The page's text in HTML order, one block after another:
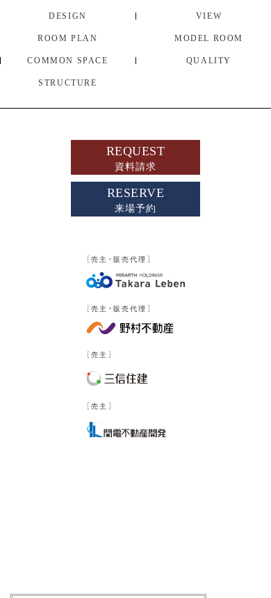
DESIGN VIEW
ROOM PLAN MODEL ROOM
COMMON SPACE QUALITY
STRUCTURE
REQUEST
資料請求
RESERVE
来場予約
［売主・販売代理］
［売主・販売代理］
［売主］
［売主］